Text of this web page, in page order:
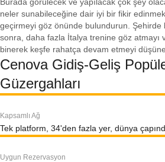
neler sunabileceğine dair iyi bir fikir
geçirmeyi göz önünde bulundurun. Şehirde
sonra, daha fazla İtalya trenine göz atmayı
binerek keşfe rahatça devam etmeyi
Cenova Gidiş-Geliş
Güzergahları
Kapsamlı Ağ
Tek platform, 34'den fazla yer, dünya
Uygun Rezervasyon